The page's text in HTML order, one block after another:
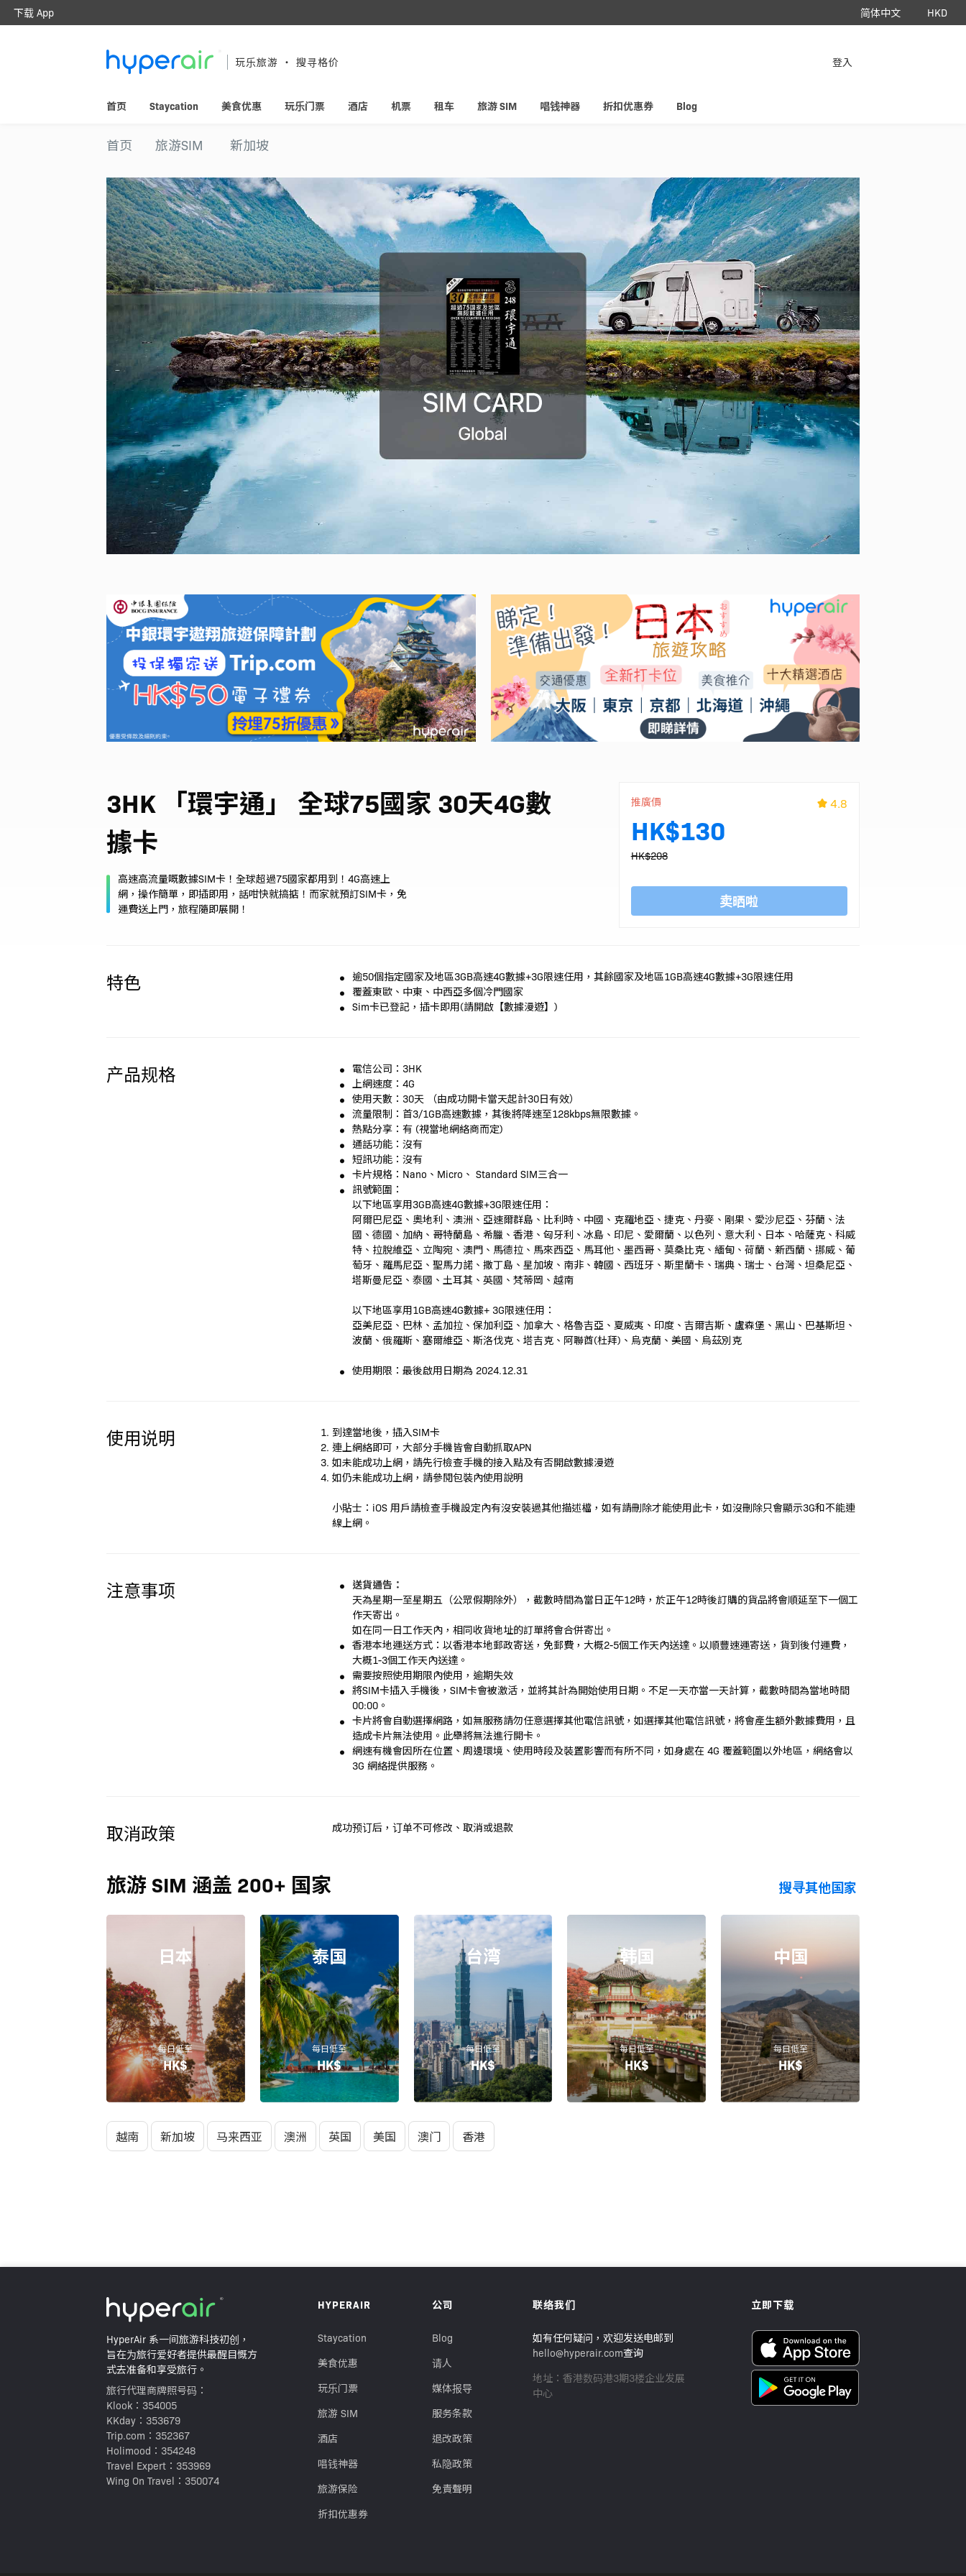
随时随地 醒目旅游
下载 HyperAir 应用程式并首次登记，即享
HK$10 优惠迎新礼遇！
立即下载 App
下载 App 简体中文 HKD
玩乐旅游 ‧ 搜寻格价 登入
首页 Staycation 美食优惠 玩乐门票 酒店 机票 租车 旅游 SIM 唱钱神器 折扣优惠券 Blog
首页 旅游SIM 新加坡
3HK 「環宇通」 全球75國家 30天4G數
據卡
高速高流量嘅數據SIM卡！全球超過75國家都用到！4G高速上
網，操作簡單，即插即用，話咁快就搞掂！而家就預訂SIM卡，免
運費送上門，旅程隨即展開！
推廣價
HK$130
HK$208
4.8
卖晒啦
特色
逾50個指定國家及地區3GB高速4G數據+3G限速任用，其餘國家及地區1GB高速4G數據+3G限速任用
覆蓋東歐、中東、中西亞多個冷門國家
Sim卡已登記，插卡即用(請開啟【數據漫遊】)
产品规格
電信公司：3HK
上網速度：4G
使用天數：30天 （由成功開卡當天起計30日有效）
流量限制：首3/1GB高速數據，其後將降速至128kbps無限數據。
熱點分享：有 (視當地網絡商而定)
通話功能：沒有
短訊功能：沒有
卡片規格：Nano、Micro、 Standard SIM三合一
訊號範圍：
以下地區享用3GB高速4G數據+3G限速任用：
阿爾巴尼亞、奧地利、澳洲、亞速爾群島、比利時、中國、克羅地亞、捷克、丹麥、剛果、愛沙尼亞、芬蘭、法
國、德國、加納、哥特蘭島、希臘、香港、匈牙利、冰島、印尼、愛爾蘭、以色列、意大利、日本、哈薩克、科威
特、拉脫維亞、立陶宛、澳門、馬德拉、馬來西亞、馬耳他、墨西哥、莫桑比克、緬甸、荷蘭、新西蘭、挪威、葡
萄牙、羅馬尼亞、聖馬力諾、撒丁島、星加坡、南非、韓國、西班牙、斯里蘭卡、瑞典、瑞士、台灣、坦桑尼亞、
塔斯曼尼亞、泰國、土耳其、英國、梵蒂岡、越南
以下地區享用1GB高速4G數據+ 3G限速任用：
亞美尼亞、巴林、孟加拉、保加利亞、加拿大、格魯吉亞、夏威夷、印度、吉爾吉斯、盧森堡、黑山、巴基斯坦、
波蘭、俄羅斯、塞爾維亞、斯洛伐克、塔吉克、阿聯酋(杜拜)、烏克蘭、美國、烏茲別克
使用期限：最後啟用日期為 2024.12.31
使用说明
到達當地後，插入SIM卡
連上網絡即可，大部分手機皆會自動抓取APN
如未能成功上網，請先行檢查手機的接入點及有否開啟數據漫遊
如仍未能成功上網，請參閱包裝內使用說明
小貼士：iOS 用戶請檢查手機設定內有沒安裝過其他描述檔，如有請刪除才能使用此卡，如沒刪除只會顯示3G和不能連
線上網。
注意事项
送貨通告：
天為星期一至星期五（公眾假期除外），截數時間為當日正午12時，於正午12時後訂購的貨品將會順延至下一個工
作天寄出。
如在同一日工作天內，相同收貨地址的訂單將會合併寄岀。
香港本地運送方式：以香港本地郵政寄送，免郵費，大概2-5個工作天內送達。以順豐速運寄送，貨到後付運費，
大概1-3個工作天內送達。
需要按照使用期限內使用，逾期失效
將SIM卡插入手機後，SIM卡會被激活，並將其計為開始使用日期。不足一天亦當一天計算，截數時間為當地時間
00:00。
卡片將會自動選擇網路，如無服務請勿任意選擇其他電信訊號，如選擇其他電信訊號，將會產生額外數據費用，且
造成卡片無法使用。此舉將無法進行開卡。
網速有機會因所在位置、周邊環境、使用時段及裝置影響而有所不同，如身處在 4G 覆蓋範圍以外地區，網絡會以
3G 網絡提供服務。
取消政策 成功预订后，订单不可修改、取消或退款
旅游 SIM 涵盖 200+ 国家 搜寻其他国家
日本
每日低至
HK$
泰国
每日低至
HK$
台湾
每日低至
HK$
韩国
每日低至
HK$
中国
每日低至
HK$
越南 新加坡 马来西亚 澳洲 英国 美国 澳门 香港
HK$208 推廣價
HyperAir 系一间旅游科技初创，
旨在为旅行爱好者提供最醒目慨方
式去准备和享受旅行。
旅行代理商牌照号码：
Klook：354005
KKday：353679
Trip.com：352367
Holimood：354248
Travel Expert：353969
Wing On Travel：350074
HYPERAIR
Staycation
美食优惠
玩乐门票
旅游 SIM
酒店
唱钱神器
旅游保险
折扣优惠券
公司
Blog
请人
媒体报导
服务条款
退改政策
私隐政策
免責聲明
联络我们
如有任何疑问，欢迎发送电邮到
hello@hyperair.com查询
地址：香港数码港3期3楼企业发展
中心
立即下载